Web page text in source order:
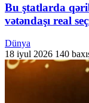
Bu ştatlarda
vətəndaşı real
Dünya
18 iyul 2026 140